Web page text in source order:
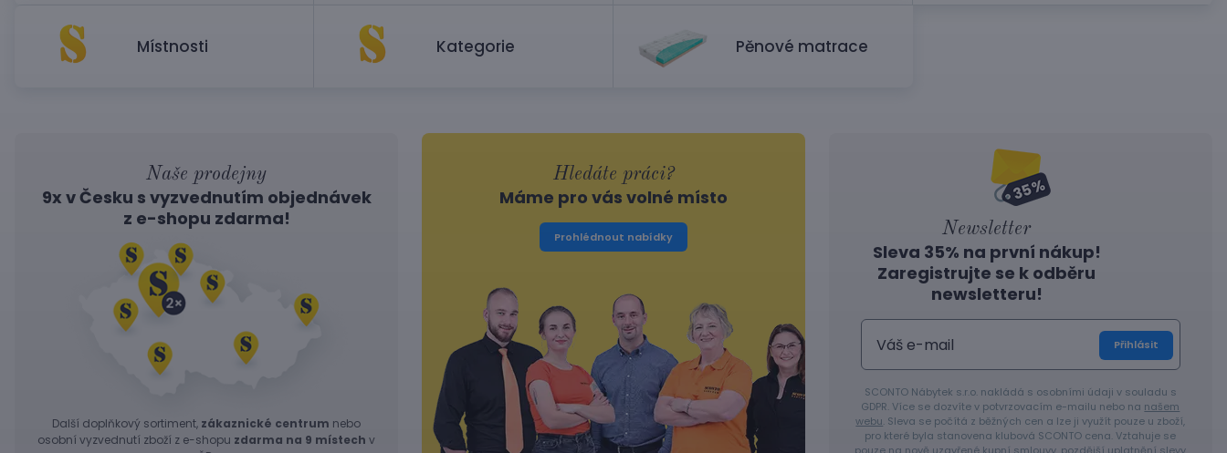
Místnosti Kategorie Pěnové matrace
Naše prodejny
9x v Česku s vyzvednutím objednávek
z e-shopu zdarma!
Další doplňkový sortiment, zákaznické centrum nebo
osobní vyzvednutí zboží z e-shopu zdarma na 9 místech v
Hledáte práci?
Máme pro vás volné místo
Prohlédnout nabídky Newsletter
Sleva 35% na první nákup!
Zaregistrujte se k odběru
newsletteru!
Přihlásit
SCONTO Nábytek s.r.o. nakládá s osobními údaji v souladu s
GDPR. Více se dozvíte v potvrzovacím e-mailu nebo na našem
webu. Sleva se počítá z běžných cen a lze ji využít pouze u zboží,
pro které byla stanovena klubová SCONTO cena. Vztahuje se